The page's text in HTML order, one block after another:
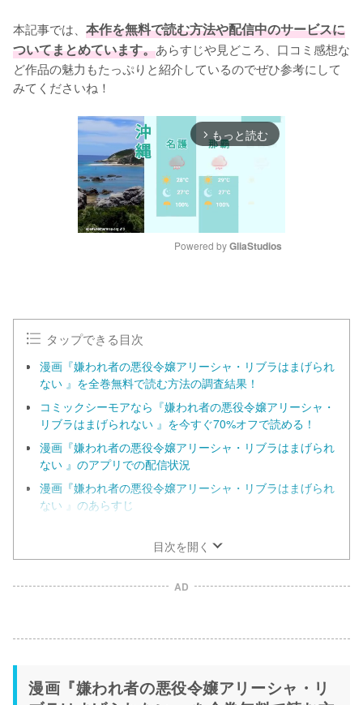
本記事では、 本作を無料で読む方法や配信中のサービスに
ついてまとめています。あらすじや見どころ、口コミ感想な
ど作品の魅力もたっぷりと紹介しているのでぜひ参考にして
みてくださいね！
arrow_forward_ios もっと読む
Powered by GliaStudios
タップできる目次
漫画『嫌われ者の悪役令嬢アリーシャ・リブラはまげられ
ない 』を全巻無料で読む方法の調査結果！
コミックシーモアなら『嫌われ者の悪役令嬢アリーシャ・
リブラはまげられない 』を今すぐ70%オフで読める！
漫画『嫌われ者の悪役令嬢アリーシャ・リブラはまげられ
ない 』のアプリでの配信状況
漫画『嫌われ者の悪役令嬢アリーシャ・リブラはまげられ
ない 』のあらすじ
目次を開く
AD
漫画『嫌われ者の悪役令嬢アリーシャ・リ